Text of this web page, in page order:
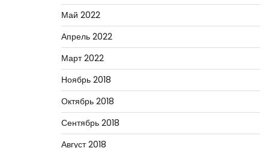
Май 2022
Апрель 2022
Март 2022
Ноябрь 2018
Октябрь 2018
Сентябрь 2018
Август 2018